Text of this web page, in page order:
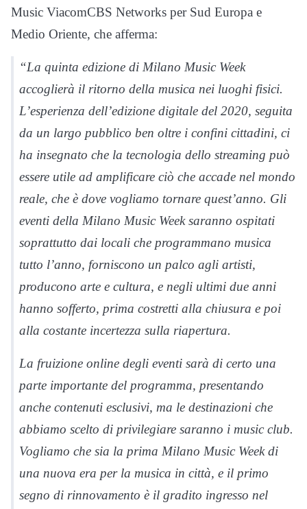
Music ViacomCBS Networks per Sud Europa e
Medio Oriente, che afferma:
“La quinta edizione di Milano Music Week
accoglierà il ritorno della musica nei luoghi fisici.
L’esperienza dell’edizione digitale del 2020, seguita
da un largo pubblico ben oltre i confini cittadini, ci
ha insegnato che la tecnologia dello streaming può
essere utile ad amplificare ciò che accade nel mondo
reale, che è dove vogliamo tornare quest’anno. Gli
eventi della Milano Music Week saranno ospitati
soprattutto dai locali che programmano musica
tutto l’anno, forniscono un palco agli artisti,
producono arte e cultura, e negli ultimi due anni
hanno sofferto, prima costretti alla chiusura e poi
alla costante incertezza sulla riapertura.
La fruizione online degli eventi sarà di certo una
parte importante del programma, presentando
anche contenuti esclusivi, ma le destinazioni che
abbiamo scelto di privilegiare saranno i music club.
Vogliamo che sia la prima Milano Music Week di
una nuova era per la musica in città, e il primo
segno di rinnovamento è il gradito ingresso nel